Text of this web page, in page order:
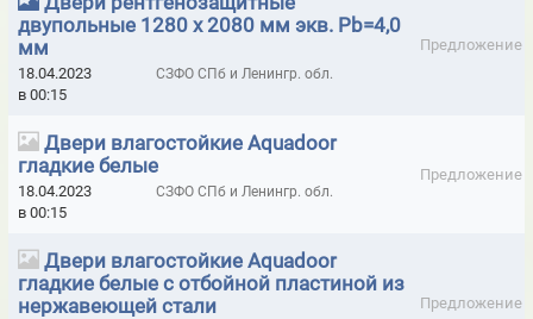
ГЕРМЕТИКИ, ПЕНА МОНТАЖНАЯ, ИНСТРУМЕНТ HILTI
ДВЕРИ ENDURO ДЛЯ БОЛЬНИЧНЫХ ПАЛАТ, МЕДИЦИНСКИХ
УЧРЕЖДЕНИЙ
ДВЕРИ ВЛАГОСТОЙКИЕ КОМПОЗИТНЫЕ КАПЕЛЬ (KAPELLI)
ДВЕРИ КАПЕЛЬ (KAPELLI UNIVERSAL)
ДВЕРИ КАПЕЛЬ (KAPELLI) CLASSIC ГЛАДКИЕ БЕЛЫЕ
ДВЕРИ КАПЕЛЬ (KAPELLI) CLASSIC ГЛАДКИЕ В ПЛЕНКЕ
двупольные 1280 х 2080 мм экв. Pb=4,0
мм
Предложение
18.04.2023
в 00:15
СЗФО СПб и Ленингр. обл.
Двери влагостойкие Aquadoor
гладкие белые
Предложение
18.04.2023
в 00:15
СЗФО СПб и Ленингр. обл.
Двери влагостойкие Aquadoor
гладкие белые с отбойной пластиной из
нержавеющей стали
Предложение